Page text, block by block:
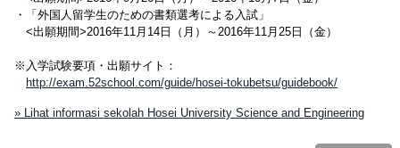
・「外国人留学生のための書類選考による入試」
<出願期間>2016年11月14日（月）～2016年11月25日（金）
※入学試験要項・出願サイト：
http://exam.52school.com/guide/hosei-tokubetsu/guidebook/
» Lihat informasi sekolah Hosei University Science and Engineering